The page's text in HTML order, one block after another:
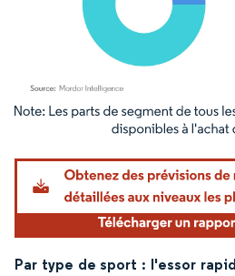
Image © Mordor Intelligence. La réutilisation
Par type de sport : l'essor